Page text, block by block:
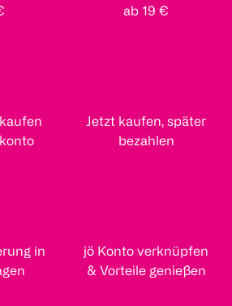
ab 19 €
Jetzt kaufen, später
bezahlen
in
jö Konto verknüpfen
& Vorteile genießen